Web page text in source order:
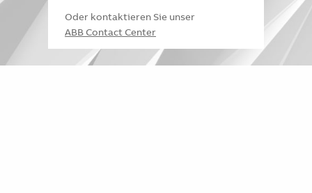
Oder kontaktieren Sie unser
ABB Contact Center